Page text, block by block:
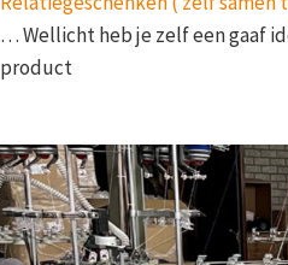
… Wellicht heb je zelf een gaaf
product